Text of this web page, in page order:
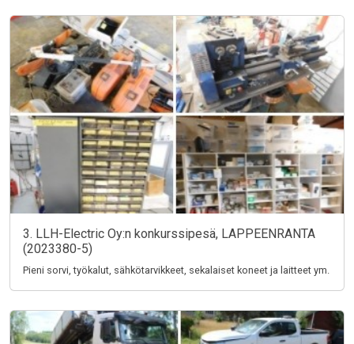
3. LLH-Electric Oy:n konkurssipesä, LAPPEENRANTA
(2023380-5)
Pieni sorvi, työkalut, sähkötarvikkeet, sekalaiset koneet ja laitteet ym.